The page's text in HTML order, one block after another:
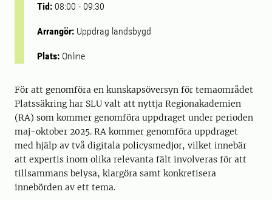
Tid: 08:00 - 09:30
Arrangör: Uppdrag landsbygd
Plats: Online
För att genomföra en kunskapsöversyn för temaområdet
Platssäkring har SLU valt att nyttja Regionakademien
(RA) som kommer genomföra uppdraget under perioden
maj-oktober 2025. RA kommer genomföra uppdraget
med hjälp av två digitala policysmedjor, vilket innebär
att expertis inom olika relevanta fält involveras för att
tillsammans belysa, klargöra samt konkretisera
innebörden av ett tema.